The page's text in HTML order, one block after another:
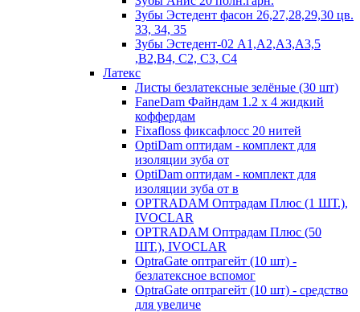
Зубы Эстедент фасон 26,27,28,29,30 цв.
33, 34, 35
Зубы Эстедент-02 А1,А2,А3,А3,5
,В2,В4, С2, С3, С4
Латекс
Листы безлатексные зелёные (30 шт)
FaneDam Файндам 1.2 х 4 жидкий
коффердам
Fixafloss фиксафлосс 20 нитей
OptiDam оптидам - комплект для
изоляции зуба от
OptiDam оптидам - комплект для
изоляции зуба от в
OPTRADAM Оптрадам Плюс (1 ШТ.),
IVOCLAR
OPTRADAM Оптрадам Плюс (50
ШТ.), IVOCLAR
OptraGate оптрагейт (10 шт) -
безлатексное вспомог
OptraGate оптрагейт (10 шт) - средство
для увеличе